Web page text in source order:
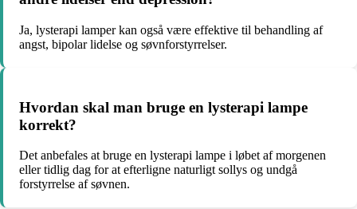
Ja, lysterapi lamper kan også være effektive til behandling af
angst, bipolar lidelse og søvnforstyrrelser.
Hvordan skal man bruge en lysterapi lampe
korrekt?
Det anbefales at bruge en lysterapi lampe i løbet af morgenen
eller tidlig dag for at efterligne naturligt sollys og undgå
forstyrrelse af søvnen.